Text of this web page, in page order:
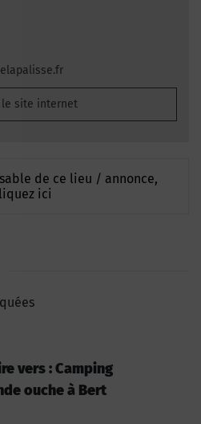
site internet
de ce lieu / annonce,
ici
vers : Camping
ouche à Bert